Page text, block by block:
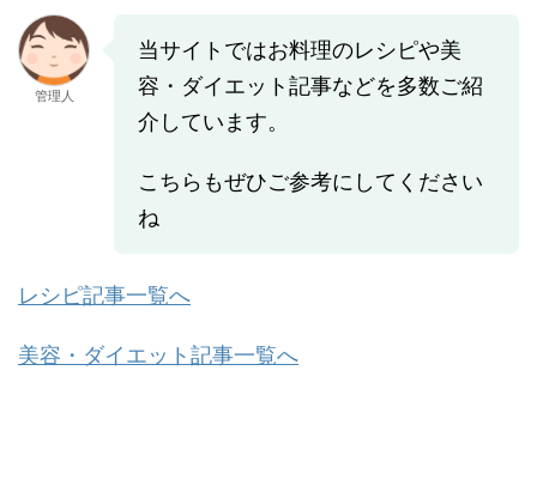
管理人
当サイトではお料理のレシピや美
容・ダイエット記事などを多数ご紹
介しています。
こちらもぜひご参考にしてください
ね
レシピ記事一覧へ
美容・ダイエット記事一覧へ